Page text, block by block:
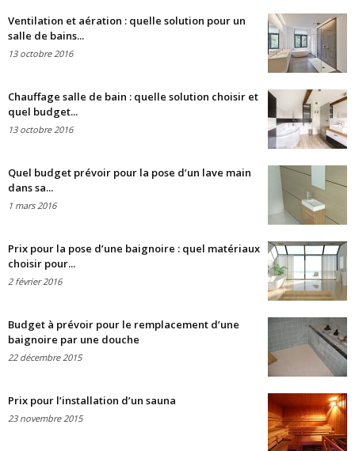
Ventilation et aération : quelle solution pour un
salle de bains...
13 octobre 2016
Chauffage salle de bain : quelle solution choisir et
quel budget...
13 octobre 2016
Quel budget prévoir pour la pose d’un lave main
dans sa...
1 mars 2016
Prix pour la pose d’une baignoire : quel matériaux
choisir pour...
2 février 2016
Budget à prévoir pour le remplacement d’une
baignoire par une douche
22 décembre 2015
Prix pour l’installation d’un sauna
23 novembre 2015